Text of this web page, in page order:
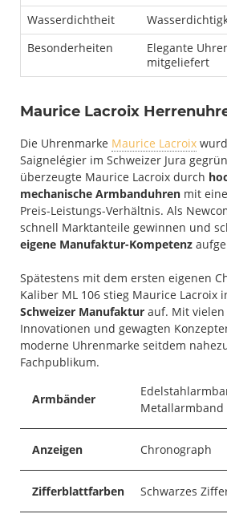
Wasserdichtheit
Besonderheiten
Elegante
mitgeliefert
Maurice Lacroix
Die Uhrenmarke Maurice Lacroix
Saignelégier im Schweizer Jura
überzeugte Maurice Lacroix durch
mechanische Armbanduhren mit
Preis-Leistungs-Verhältnis. Als
schnell Marktanteile gewinnen und
eigene Manufaktur-Kompetenz
Spätestens mit dem ersten eigenen
Kaliber ML 106 stieg Maurice Lacroix
Schweizer Manufaktur auf. Mit
Innovationen und gewagten
moderne Uhrenmarke seitdem
Fachpublikum.
Armbänder
Metallarmband
Anzeigen Chronograph
Zifferblattfarben Schwarzes